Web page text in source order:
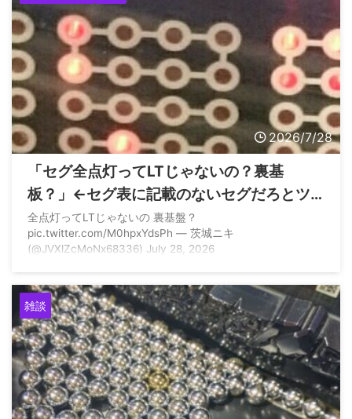
2026/7/28
「セグ全点灯ってLTじゃないの？裏基
板？」←セグ表に記載のないセグだろとツ
ッコまれる
全点灯ってLTじゃないの 裏基盤？
pic.twitter.com/M0hpxYdsPh — 茨城ニキ
(@JVXlZcMoNx68336) July 28, 2026
雑談